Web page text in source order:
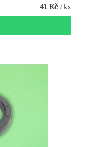
41 Kč/ ks